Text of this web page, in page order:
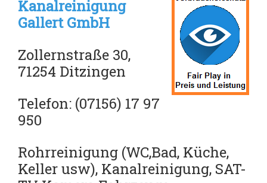
Kanalreinigung
Gallert GmbH
Zollernstraße 30,
71254 Ditzingen
Telefon: (07156) 17 97
950
Rohrreinigung (WC,Bad, Küche,
Keller usw), Kanalreinigung, SAT-